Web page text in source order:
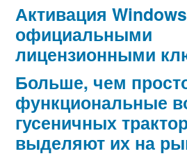
Активация Windows
официальными
лицензионными
Больше, чем
функциональные
гусеничных
выделяют их на